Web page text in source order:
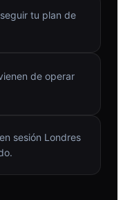
tu plan de
de operar
sesión Londres